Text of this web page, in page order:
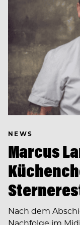
NEWS
Marcus
Nach dem
Nachfolge im